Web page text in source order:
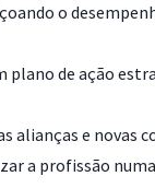
o
plano de ação
alianças e novas
a profissão